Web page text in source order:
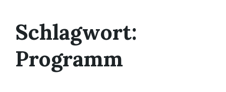
Schlagwort:
Programm